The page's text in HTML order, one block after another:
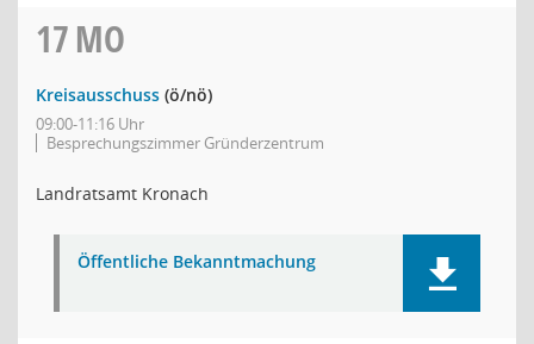
17MO
Kreisausschuss (ö/nö)
09:00-11:16 Uhr
Besprechungszimmer Gründerzentrum
Landratsamt Kronach
Öffentliche Bekanntmachung